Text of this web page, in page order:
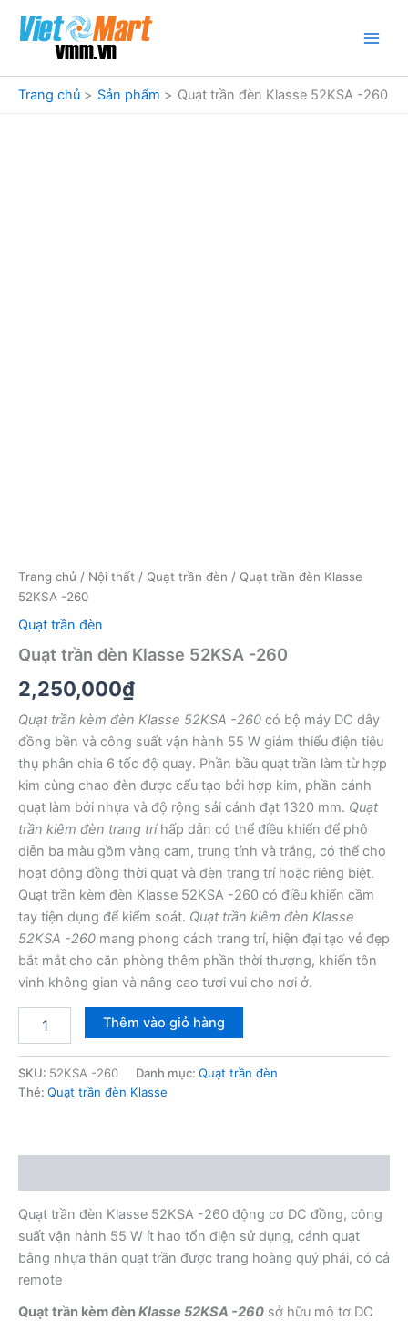
dung
Trang chủ
Sản phẩm Quạt trần đèn Klasse 52KSA -260
Trang chủ / Nội thất / Quạt trần đèn / Quạt trần đèn Klasse
52KSA -260
Quạt trần đèn
Quạt trần đèn Klasse 52KSA -260
2,250,000₫
Quạt trần kèm đèn Klasse 52KSA -260 có bộ máy DC dây
đồng bền và công suất vận hành 55 W giảm thiểu điện tiêu
thụ phân chia 6 tốc độ quay. Phần bầu quạt trần làm từ hợp
kim cùng chao đèn được cấu tạo bởi hợp kim, phần cánh
quạt làm bởi nhựa và độ rộng sải cánh đạt 1320 mm. Quạt
trần kiêm đèn trang tríhấp dẫn có thể điều khiển để phô
diễn ba màu gồm vàng cam, trung tính và trắng, có thể cho
hoạt động đồng thời quạt và đèn trang trí hoặc riêng biệt.
Quạt trần kèm đèn Klasse 52KSA -260 có điều khiển cầm
tay tiện dụng để kiểm soát. Quạt trần kiêm đèn Klasse
52KSA -260 mang phong cách trang trí, hiện đại tạo vẻ đẹp
bắt mắt cho căn phòng thêm phần thời thượng, khiến tôn
vinh không gian và nâng cao tươi vui cho nơi ở.
Klasse
52KSA
Thêm vào giỏ hàng
SKU: 52KSA -260 Danh mục: Quạt trần đèn
Thẻ: Quạt trần đèn Klasse
Quạt trần đèn Klasse 52KSA -260 động cơ DC đồng, công
suất vận hành 55 W ít hao tổn điện sử dụng, cánh quạt
bằng nhựa thân quạt trần được trang hoàng quý phái, có cả
remote
Quạt trần kèm đènKlasse 52KSA -260 sở hữu mô tơ DC